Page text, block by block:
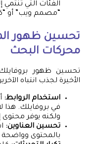
الفئات التي
“مصمم ويب” أو
تحسين ظهور
محركات البحث
تحسين ظهور
الأخيرة لجذب انتباه
استخدام الروابط:
في بروفايلك.
ولكنه يوفر محتوى
تحسين العناوين:
بالمحتوى